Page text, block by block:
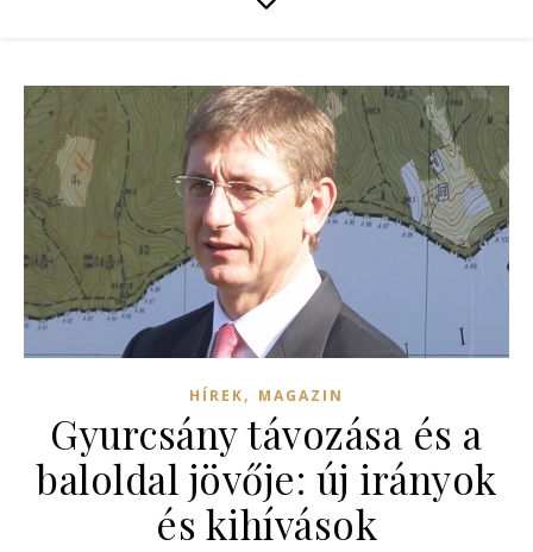
HÍREK, MAGAZIN
Gyurcsány távozása és a
baloldal jövője: új irányok
és kihívások